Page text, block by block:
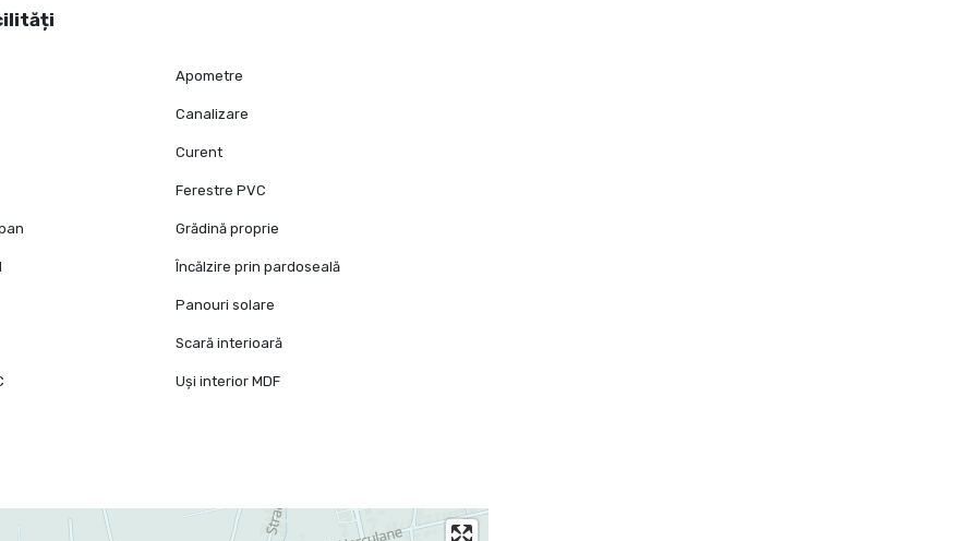
Apometre
Canalizare
Curent
Ferestre PVC
Grădină proprie
Încălzire prin pardoseală
Panouri solare
Scară interioară
Uși interior MDF